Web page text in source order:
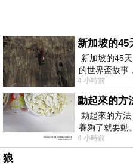
新加坡的45
新加坡的
的世界盃故事
4 小時前
動起來的方
動起來的
養夠了就要動
4 小時前
狼